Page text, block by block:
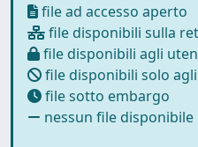
file ad accesso aperto
file disponibili sulla
file disponibili agli
file disponibili solo
file sotto embargo
nessun file disponibile